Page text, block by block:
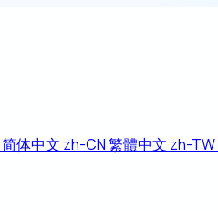
简体中文 zh-CN繁體中文 zh-TW